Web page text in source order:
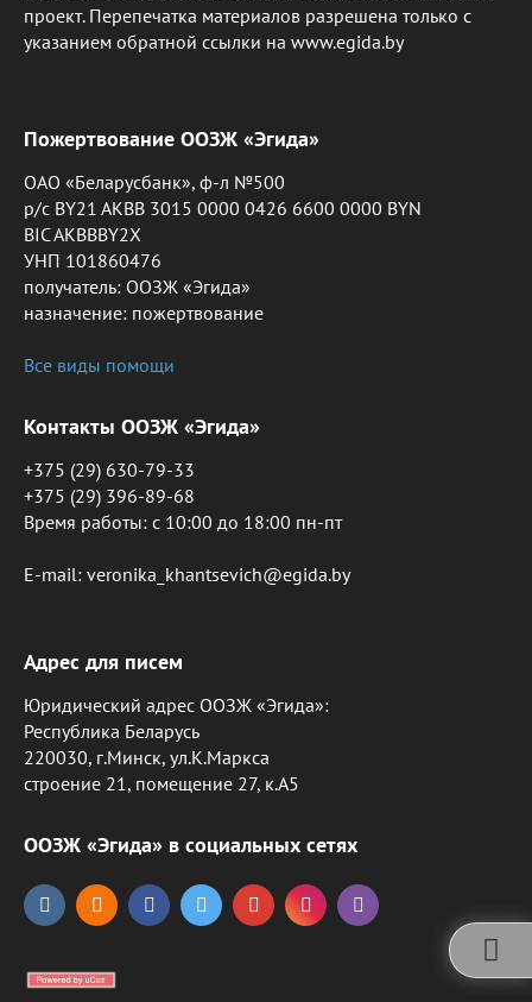
проект. Перепечатка материалов разрешена только с
указанием обратной ссылки на www.egida.by
Пожертвование ООЗЖ «Эгида»
ОАО «Беларусбанк», ф-л №500
р/с BY21 AKBB 3015 0000 0426 6600 0000 BYN
BIC AKBBBY2X
УНП 101860476
получатель: ООЗЖ «Эгида»
назначение: пожертвование
Все виды помощи
Контакты ООЗЖ «Эгида»
+375 (29) 630-79-33
+375 (29) 396-89-68
Время работы: c 10:00 до 18:00 пн-пт
E-mail: veronika_khantsevich@egida.by
Адрес для писем
Юридический адрес ООЗЖ «Эгида»:
Республика Беларусь
220030, г.Минск, ул.К.Маркса
строение 21, помещение 27, к.А5
ООЗЖ «Эгида» в социальных сетях